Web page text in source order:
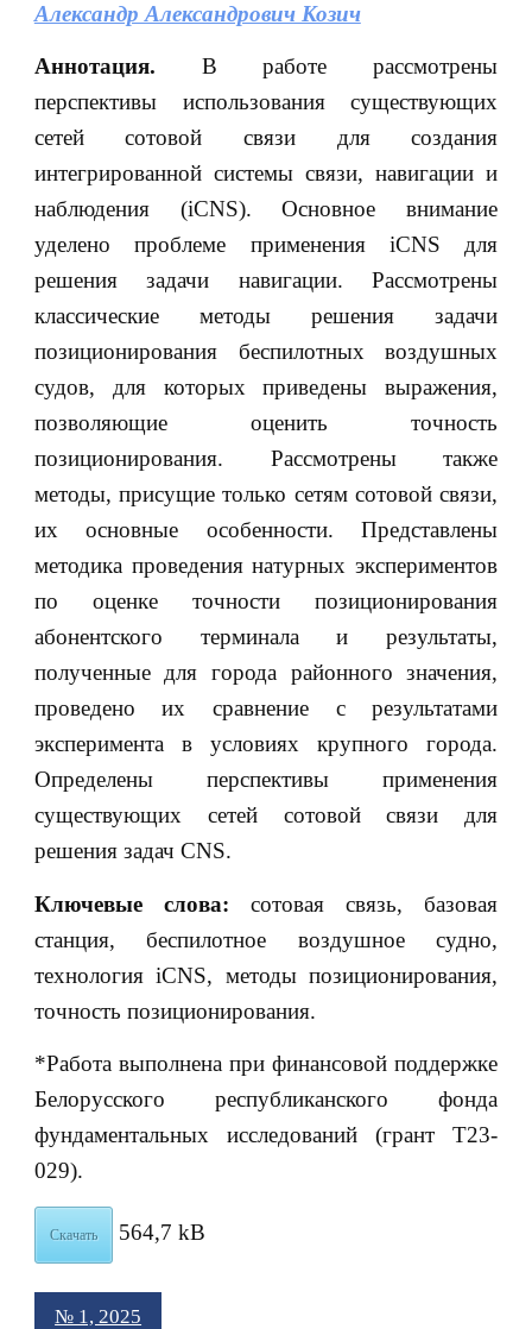
Александр Александрович Козич
Аннотация. В работе рассмотрены
перспективы использования существующих
сетей сотовой связи для создания
интегрированной системы связи, навигации и
наблюдения (iCNS). Основное внимание
уделено проблеме применения iCNS для
решения задачи навигации. Рассмотрены
классические методы решения задачи
позиционирования беспилотных воздушных
судов, для которых приведены выражения,
позволяющие оценить точность
позиционирования. Рассмотрены также
методы, присущие только сетям сотовой связи,
их основные особенности. Представлены
методика проведения натурных экспериментов
по оценке точности позиционирования
абонентского терминала и результаты,
полученные для города районного значения,
проведено их сравнение с результатами
эксперимента в условиях крупного города.
Определены перспективы применения
существующих сетей сотовой связи для
решения задач CNS.
Ключевые слова: сотовая связь, базовая
станция, беспилотное воздушное судно,
технология iCNS, методы позиционирования,
точность позиционирования.
*Работа выполнена при финансовой поддержке
Белорусского республиканского фонда
фундаментальных исследований (грант Т23-
029).
Скачать 564,7 kB
№ 1, 2025